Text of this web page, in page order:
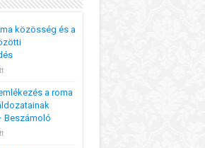
közösség és a
a roma
Beszámoló